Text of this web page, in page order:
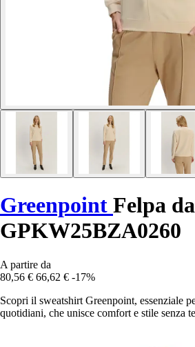
Greenpoint Felpa
GPKW25BZA0260
A partire da
80,56 € 66,62 € -17%
Scopri il sweatshirt Greenpoint, essenziale
quotidiani, che unisce comfort e stile senza